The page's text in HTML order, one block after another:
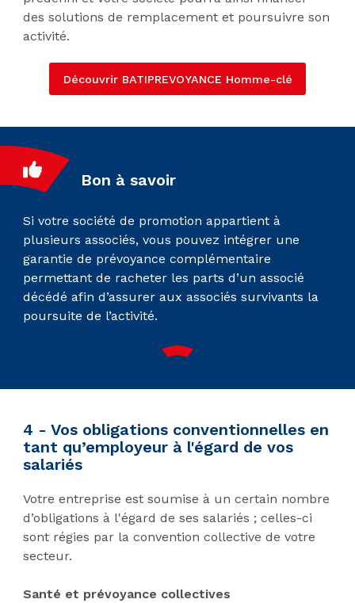
des solutions de remplacement et poursuivre son
activité.
Découvrir BATIPREVOYANCE Homme-clé
Bon à savoir
Si votre société de promotion appartient à
plusieurs associés, vous pouvez intégrer une
garantie de prévoyance complémentaire
permettant de racheter les parts d’un associé
décédé afin d’assurer aux associés survivants la
poursuite de l’activité.
4 - Vos obligations conventionnelles en
tant qu’employeur à l'égard de vos
salariés
Votre entreprise est soumise à un certain nombre
d’obligations à l'égard de ses salariés ; celles-ci
sont régies par la convention collective de votre
secteur.
Santé et prévoyance collectives